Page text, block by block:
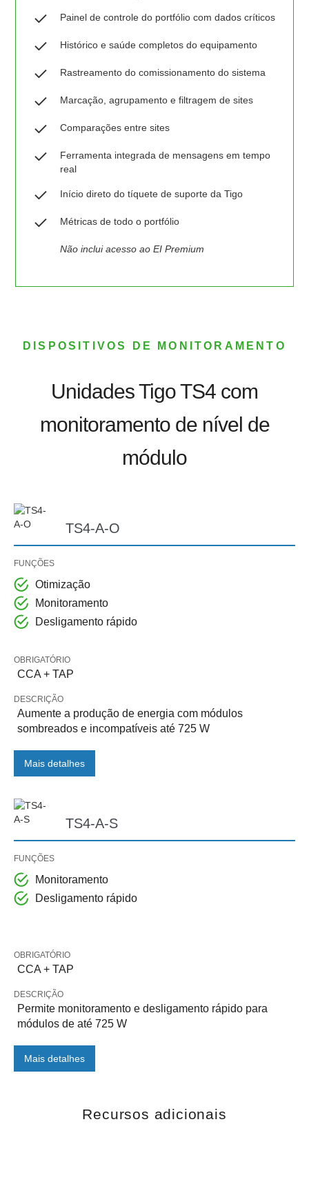
Painel de controle do portfólio com dados críticos
Histórico e saúde completos do equipamento
Rastreamento do comissionamento do sistema
Marcação, agrupamento e filtragem de sites
Comparações entre sites
Ferramenta integrada de mensagens em tempo
real
Início direto do tíquete de suporte da Tigo
Métricas de todo o portfólio
Não inclui acesso ao EI Premium
DISPOSITIVOS DE MONITORAMENTO
Unidades Tigo TS4 com
monitoramento de nível de
módulo
TS4-A-O
FUNÇÕES
Otimização
Monitoramento
Desligamento rápido
OBRIGATÓRIO
CCA + TAP
DESCRIÇÃO
Aumente a produção de energia com módulos
sombreados e incompatíveis até 725 W
Mais detalhes
TS4-A-S
FUNÇÕES
Monitoramento
Desligamento rápido
OBRIGATÓRIO
CCA + TAP
DESCRIÇÃO
Permite monitoramento e desligamento rápido para
módulos de até 725 W
Mais detalhes
Recursos adicionais